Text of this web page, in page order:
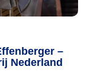
–
Nederland